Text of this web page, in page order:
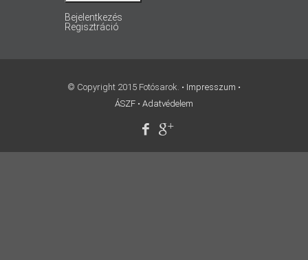
Bejelentkezés
Regisztráció
© Copyright 2015 Fotósarok. • Impresszum •
ÁSZF • Adatvédelem